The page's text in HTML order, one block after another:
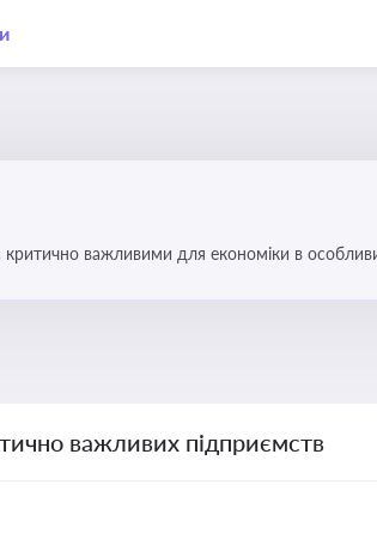
критично важливими для економіки в
важливих підприємств